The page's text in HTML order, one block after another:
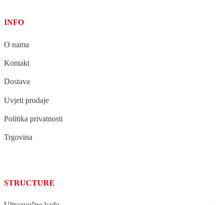
INFO
O nama
Kontakt
Dostava
Uvjeti prodaje
Politika privatnosti
Trgovina
STRUCTURE